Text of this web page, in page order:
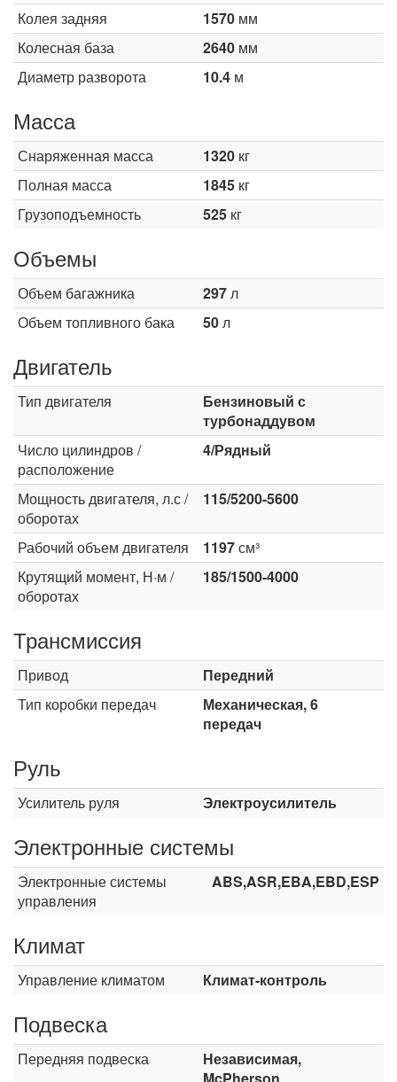
Колея задняя
1570 мм
Колесная база
2640 мм
Диаметр разворота
10.4 м
Масса
Снаряженная масса 1320 кг
Полная масса
1845 кг
Грузоподъемность
525 кг
Объемы
Объем багажника 297л
Объем топливного бака
50л
Двигатель
Тип двигателя
Бензиновый с
турбонаддувом
Число цилиндров /
расположение
4/Рядный
Мощность двигателя, л.с /
оборотах
115/5200-5600
Рабочий объем двигателя 1197см³
Крутящий момент, Н·м /
оборотах
185/1500-4000
Трансмиссия
Привод
Передний
Тип коробки передач
Механическая, 6
передач
Руль
Усилитель руля Электроусилитель
Электронные системы
Электронные системы
управления
ABS,ASR,EBA,EBD,ESP
Климат
Управление климатом Климат-контроль
Подвеска
Передняя подвеска
Независимая,